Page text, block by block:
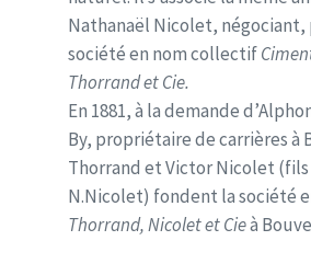
Nathanaël Nicolet, négociant,
société en nom collectif
Thorrand et Cie.
En 1881, à la demande
By, propriétaire de carrières à
Thorrand et Victor Nicolet (fils
N.Nicolet) fondent la société
Thorrand, Nicolet et Cieà